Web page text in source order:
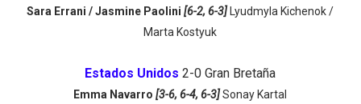
Sara Errani / Jasmine Paolini [6-2, 6-3] Lyudmyla Kichenok /
Marta Kostyuk
Estados Unidos 2-0 Gran Bretaña
Emma Navarro [3-6, 6-4, 6-3] Sonay Kartal